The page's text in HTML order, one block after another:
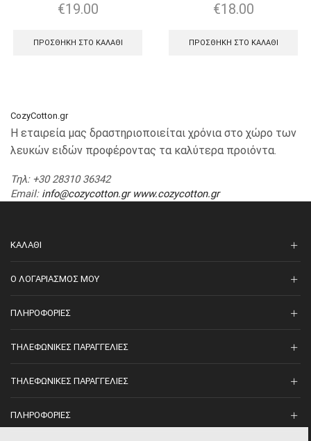
€19.00
ΠΡΟΣΘΉΚΗ ΣΤΟ ΚΑΛΆΘΙ
€18.00
ΠΡΟΣΘΉΚΗ ΣΤΟ ΚΑΛΆΘΙ
CozyCotton.gr
Η εταιρεία μας δραστηριοποιείται χρόνια στο χώρο των
λευκών ειδών προφέροντας τα καλύτερα προιόντα.
Τηλ: +30 28310 36342
Email: info@cozycotton.gr www.cozycotton.gr
ΚΑΛΆΘΙ
O ΛΟΓΑΡΙΑΣΜΌΣ ΜΟΥ
ΠΛΗΡΟΦΟΡΊΕΣ
ΤΗΛΕΦΩΝΙΚΈΣ ΠΑΡΑΓΓΕΛΊΕΣ
ΤΗΛΕΦΩΝΙΚΈΣ ΠΑΡΑΓΓΕΛΊΕΣ
ΠΛΗΡΟΦΟΡΊΕΣ